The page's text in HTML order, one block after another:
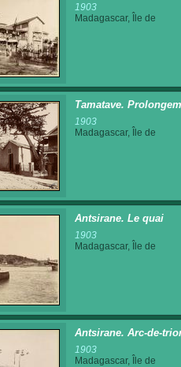
1903
Madagascar, Île de
Tamatave.
1903
Madagascar, Île de
Antsirane. Le quai
1903
Madagascar, Île de
Antsirane. Arc-de-
1903
Madagascar, Île de